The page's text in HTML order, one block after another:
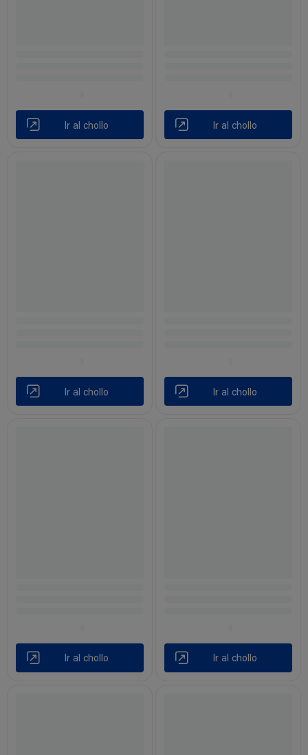
Ir al chollo Ir al chollo
Ir al chollo Ir al chollo
Ir al chollo Ir al chollo